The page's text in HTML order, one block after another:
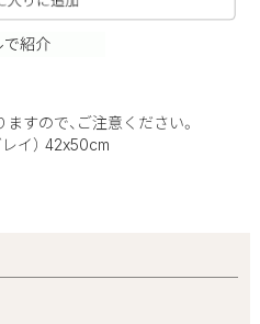
すので、ご注意ください。
イ） 42x50cm